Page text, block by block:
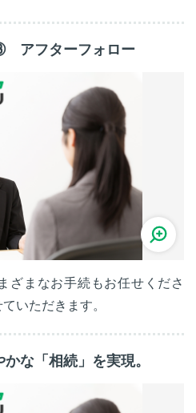
アフターフォロー
ざまなお手続もお任せくださ
いただきます。
な「相続」を実現。